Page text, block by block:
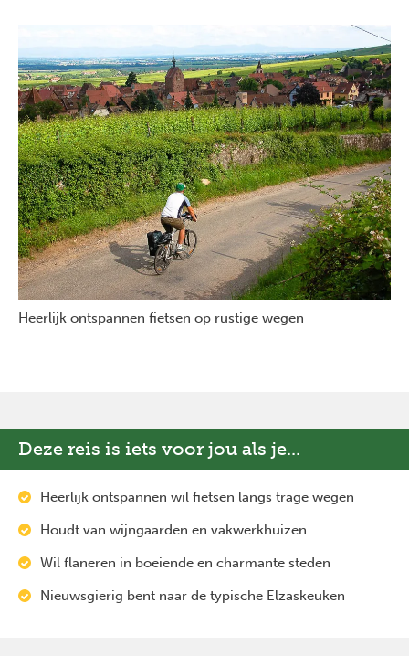
Heerlijk ontspannen fietsen op rustige wegen
Deze reis is iets voor jou als je...
Heerlijk ontspannen wil fietsen langs trage wegen
Houdt van wijngaarden en vakwerkhuizen
Wil flaneren in boeiende en charmante steden
Nieuwsgierig bent naar de typische Elzaskeuken